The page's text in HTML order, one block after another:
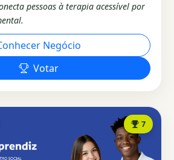
pessoas à terapia acessível por
Negócio
Votar
7